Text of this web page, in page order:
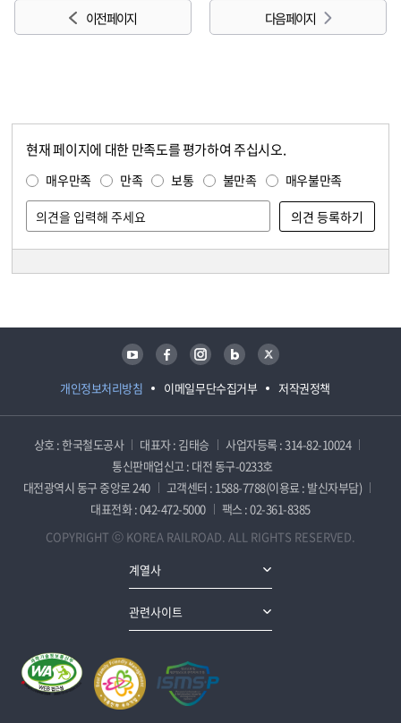
이전 페이지 다음 페이지
현재 페이지에 대한 만족도를 평가하여 주십시오.
매우만족 만족 보통 불만족 매우불만족
개인정보처리방침 이메일무단수집거부 저작권정책
유튜브 페이스북 인스타그램 블로그 트위터
상호 : 한국철도공사 대표자 : 김태승
사업자등록 : 314-82-10024
통신판매업신고 : 대전 동구-0233호
대전광역시 동구 중앙로 240
고객센터 : 1588-7788(이용료 : 발신자부담)
대표전화 : 042-472-5000
팩스 : 02-361-8385
COPYRIGHT ⓒ KOREA RAILROAD. ALL RIGHTS RESERVED.
계열사
관련사이트